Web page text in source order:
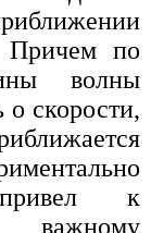
Причем по
волны
о скорости,
к